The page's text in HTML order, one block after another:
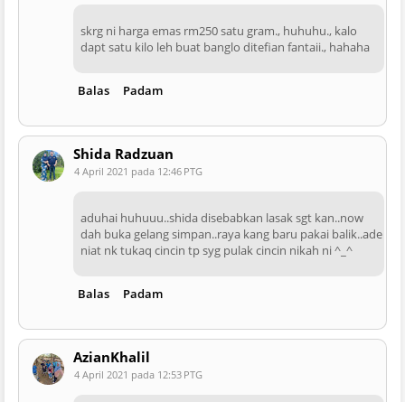
skrg ni harga emas rm250 satu gram., huhuhu., kalo
dapt satu kilo leh buat banglo ditefian fantaii., hahaha
Balas Padam
Shida Radzuan
4 April 2021 pada 12:46 PTG
aduhai huhuuu..shida disebabkan lasak sgt kan..now
dah buka gelang simpan..raya kang baru pakai balik..ade
niat nk tukaq cincin tp syg pulak cincin nikah ni ^_^
Balas Padam
AzianKhalil
4 April 2021 pada 12:53 PTG